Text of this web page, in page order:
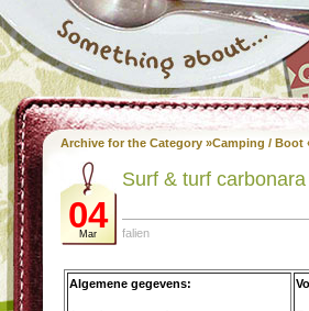
Archive for the Category »Camping / Boot
04
Mar
Surf & turf carbonara
falien
Algemene gegevens: